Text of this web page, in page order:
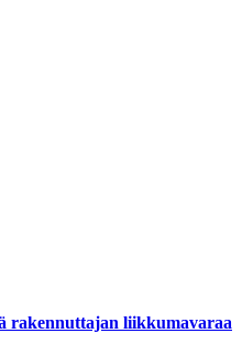
rakennuttajan liikkumavaraa